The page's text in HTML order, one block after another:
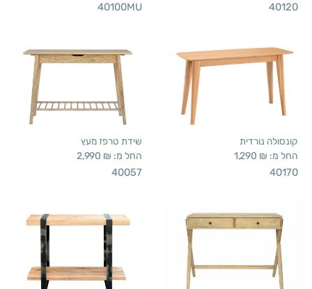
40120
40100MU
קונסולה נורדית
החל מ: 1,290 ₪
40170
שידת טרפז מעץ
החל מ: 2,990 ₪
40057